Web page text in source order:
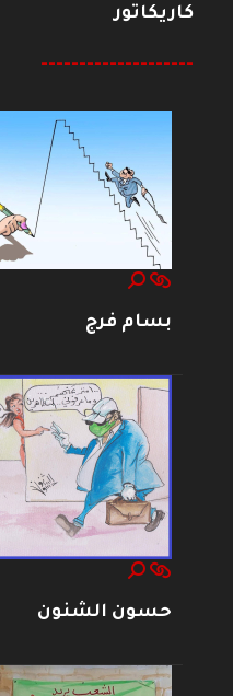
كاريكاتور
--------------------
بسام فرج
حسون الشنون